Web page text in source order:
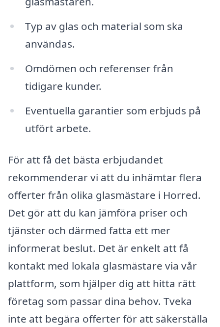
Typ av glas och material som ska
användas.
Omdömen och referenser från
tidigare kunder.
Eventuella garantier som erbjuds på
utfört arbete.
För att få det bästa erbjudandet
rekommenderar vi att du inhämtar flera
offerter från olika glasmästare i Horred.
Det gör att du kan jämföra priser och
tjänster och därmed fatta ett mer
informerat beslut. Det är enkelt att få
kontakt med lokala glasmästare via vår
plattform, som hjälper dig att hitta rätt
företag som passar dina behov. Tveka
inte att begära offerter för att säkerställa